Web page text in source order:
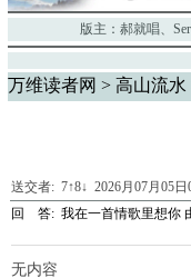
版主： 郝就唱、
万维读者网 > 高山流水
送交者: 7↑8↓ 2026月07月05
回 答: 我在一首情歌里想你
无内容